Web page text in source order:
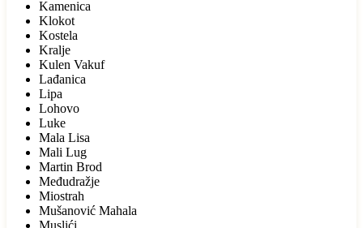
Kamenica
Klokot
Kostela
Kralje
Kulen Vakuf
Lađanica
Lipa
Lohovo
Luke
Mala Lisa
Mali Lug
Martin Brod
Međudražje
Miostrah
Mušanović Mahala
Muslići